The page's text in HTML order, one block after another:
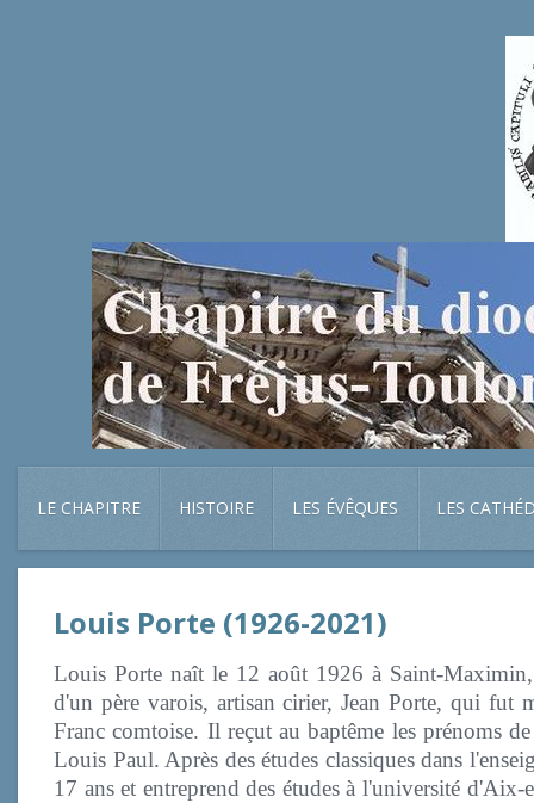
LE CHAPITRE HISTOIRE LES ÉVÊQUES LES
Louis Porte (1926-2021)
Louis Porte naît le 12 août 1926 à Saint-
d'un père varois, artisan cirier, Jean Porte, qui fut
Franc comtoise. Il reçut au baptême les prénoms
Louis Paul. Après des études classiques dans
17 ans et entreprend des études à l'université d'Aix-